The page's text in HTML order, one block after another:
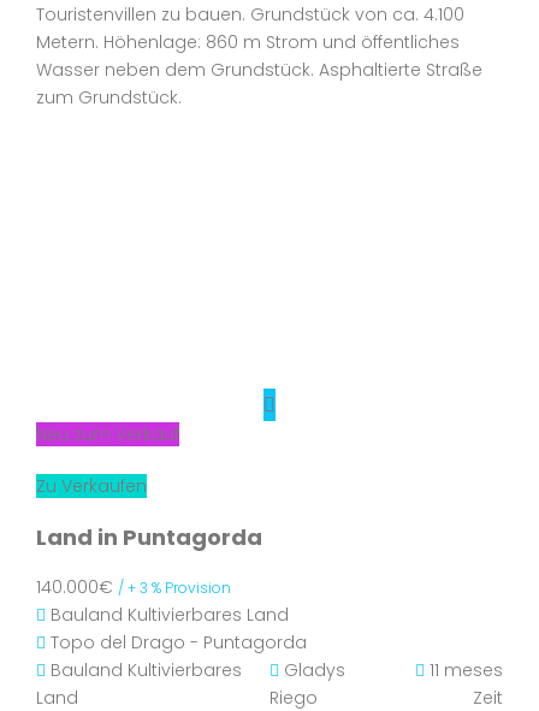
Touristenvillen zu bauen. Grundstück von ca. 4.100
Metern. Höhenlage: 860 m Strom und öffentliches
Wasser neben dem Grundstück. Asphaltierte Straße
zum Grundstück.
Neu zum Verkauf
Zu Verkaufen
Land in Puntagorda
140.000€ / + 3 % Provision
Bauland Kultivierbares Land
Topo del Drago - Puntagorda
Bauland Kultivierbares
Land
Gladys
Riego
11 meses
Zeit